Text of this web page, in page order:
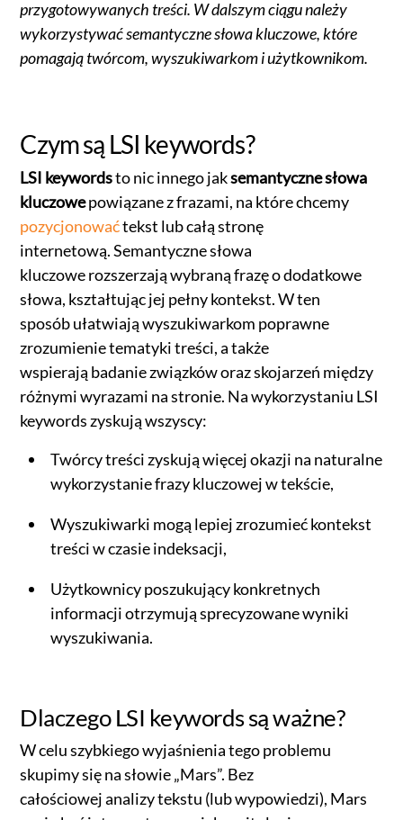
przygotowywanych treści. W dalszym ciągu należy
wykorzystywać semantyczne słowa kluczowe, które
pomagają twórcom, wyszukiwarkom i użytkownikom.
Czym są LSI keywords?
LSI keywordsto nic innego jaksemantyczne słowa
kluczowepowiązane z frazami, na które chcemy
pozycjonowaćtekst lub całą stronę
internetową. Semantyczne słowa
kluczowe rozszerzają wybraną frazę o dodatkowe
słowa, kształtując jej pełny kontekst. W ten
sposób ułatwiają wyszukiwarkom poprawne
zrozumienie tematyki treści, a także
wspierają badanie związków oraz skojarzeń między
różnymi wyrazami na stronie. Na wykorzystaniu LSI
keywords zyskują wszyscy:
Twórcy treści zyskują więcej okazji na naturalne
wykorzystanie frazy kluczowej w tekście,
Wyszukiwarki mogą lepiej zrozumieć kontekst
treści w czasie indeksacji,
Użytkownicy poszukujący konkretnych
informacji otrzymują sprecyzowane wyniki
wyszukiwania.
Dlaczego LSI keywords są ważne?
W celu szybkiego wyjaśnienia tego problemu
skupimy się na słowie „Mars”. Bez
całościowej analizy tekstu (lub wypowiedzi), Mars